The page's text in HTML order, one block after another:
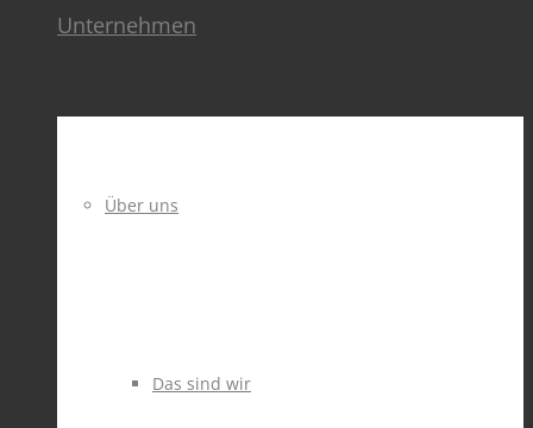
Unternehmen
Über uns
Das sind wir